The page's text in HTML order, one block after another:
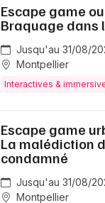
Escape game
Braquage dans
Jusqu'au 31/08/
Montpellier
Interactives &
Escape game
La malédiction
condamné
Jusqu'au 31/08/
Montpellier